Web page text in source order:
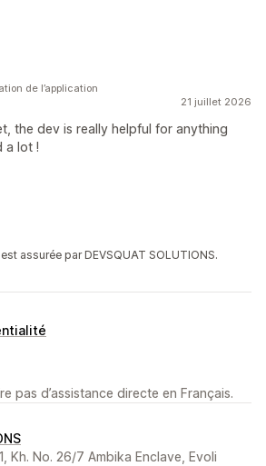
21 juillet 2026
the dev is really helpful for anything
a lot !
de l’application
assurée par DEVSQUAT SOLUTIONS.
pas d’assistance directe en Français.
Kh. No. 26/7 Ambika Enclave, Evoli